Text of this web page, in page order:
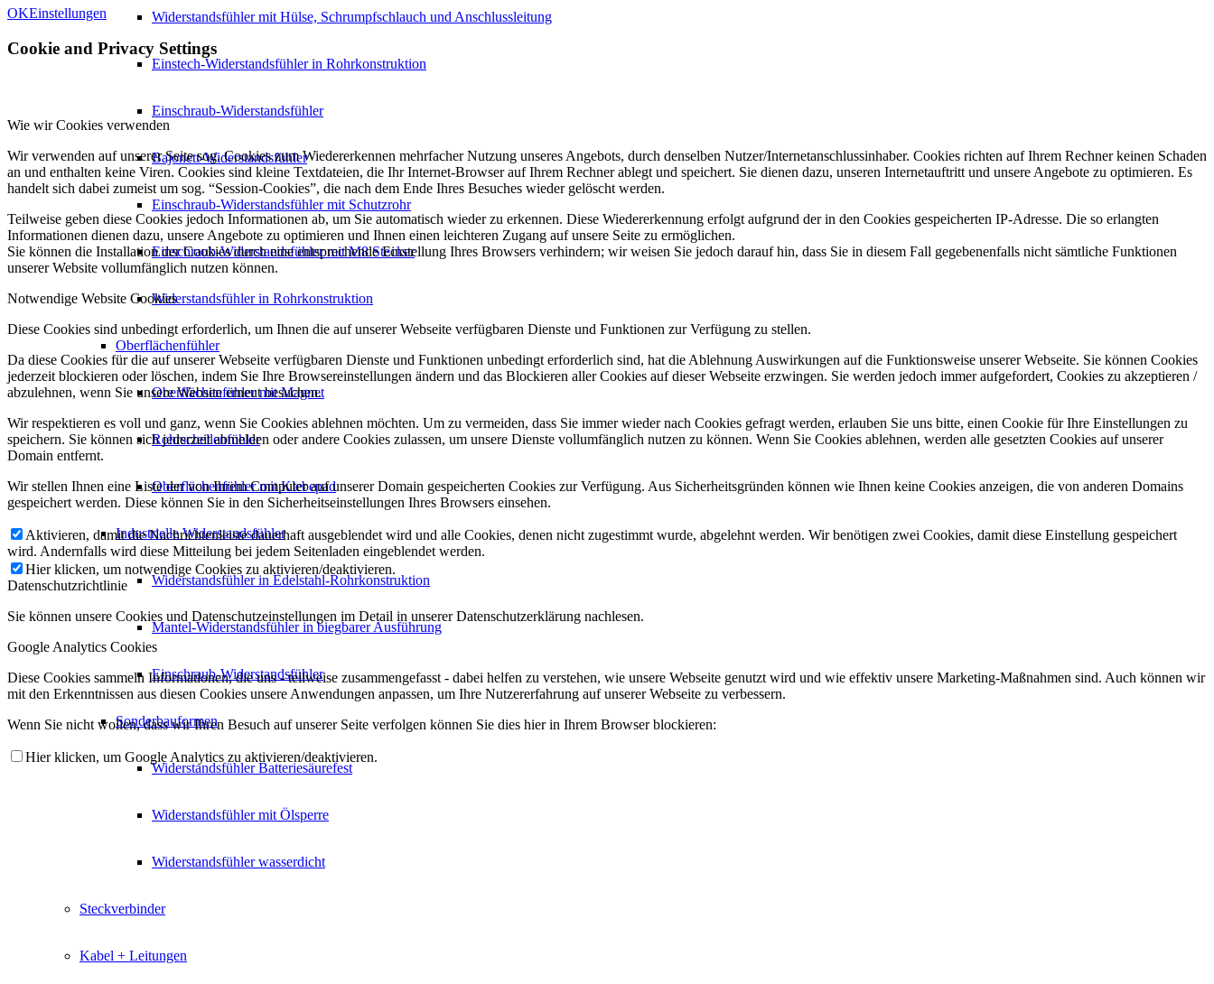
Widerstandsfühler mit Hülse, Schrumpfschlauch und Anschlussleitung
Einstech-Widerstandsfühler in Rohrkonstruktion
Einschraub-Widerstandsfühler
Bajonett-Widerstandsfühler
Einschraub-Widerstandsfühler mit Schutzrohr
Einschraub-Widerstandsfühler mit M8 Stecker
Widerstandsfühler in Rohrkonstruktion
Oberflächenfühler
Oberflächenfühler mit Magnet
Rohrschellenfühler
Oberflächenfühler mit Klebepad
Industrielle Widerstandsfühler
Widerstandsfühler in Edelstahl-Rohrkonstruktion
Mantel-Widerstandsfühler in biegbarer Ausführung
Einschraub-Widerstandsfühler
Sonderbauformen
Widerstandsfühler Batteriesäurefest
Widerstandsfühler mit Ölsperre
Widerstandsfühler wasserdicht
Steckverbinder
Kabel + Leitungen
OKEinstellungen
Cookie and Privacy Settings
Wie wir Cookies verwenden
Wir verwenden auf unserer Seite sog. Cookies zum Wiedererkennen mehrfacher Nutzung unseres Angebots, durch denselben Nutzer/Internetanschlussinhaber. Cookies richten auf Ihrem Rechner keinen Schaden
an und enthalten keine Viren. Cookies sind kleine Textdateien, die Ihr Internet-Browser auf Ihrem Rechner ablegt und speichert. Sie dienen dazu, unseren Internetauftritt und unsere Angebote zu optimieren. Es
handelt sich dabei zumeist um sog. “Session-Cookies”, die nach dem Ende Ihres Besuches wieder gelöscht werden.
Teilweise geben diese Cookies jedoch Informationen ab, um Sie automatisch wieder zu erkennen. Diese Wiedererkennung erfolgt aufgrund der in den Cookies gespeicherten IP-Adresse. Die so erlangten
Informationen dienen dazu, unsere Angebote zu optimieren und Ihnen einen leichteren Zugang auf unsere Seite zu ermöglichen.
Sie können die Installation der Cookies durch eine entsprechende Einstellung Ihres Browsers verhindern; wir weisen Sie jedoch darauf hin, dass Sie in diesem Fall gegebenenfalls nicht sämtliche Funktionen
unserer Website vollumfänglich nutzen können.
Notwendige Website Cookies
Diese Cookies sind unbedingt erforderlich, um Ihnen die auf unserer Webseite verfügbaren Dienste und Funktionen zur Verfügung zu stellen.
Da diese Cookies für die auf unserer Webseite verfügbaren Dienste und Funktionen unbedingt erforderlich sind, hat die Ablehnung Auswirkungen auf die Funktionsweise unserer Webseite. Sie können Cookies
jederzeit blockieren oder löschen, indem Sie Ihre Browsereinstellungen ändern und das Blockieren aller Cookies auf dieser Webseite erzwingen. Sie werden jedoch immer aufgefordert, Cookies zu akzeptieren /
abzulehnen, wenn Sie unsere Website erneut besuchen.
Wir respektieren es voll und ganz, wenn Sie Cookies ablehnen möchten. Um zu vermeiden, dass Sie immer wieder nach Cookies gefragt werden, erlauben Sie uns bitte, einen Cookie für Ihre Einstellungen zu
speichern. Sie können sich jederzeit abmelden oder andere Cookies zulassen, um unsere Dienste vollumfänglich nutzen zu können. Wenn Sie Cookies ablehnen, werden alle gesetzten Cookies auf unserer
Domain entfernt.
Wir stellen Ihnen eine Liste der von Ihrem Computer auf unserer Domain gespeicherten Cookies zur Verfügung. Aus Sicherheitsgründen können wie Ihnen keine Cookies anzeigen, die von anderen Domains
gespeichert werden. Diese können Sie in den Sicherheitseinstellungen Ihres Browsers einsehen.
Aktivieren, damit die Nachrichtenleiste dauerhaft ausgeblendet wird und alle Cookies, denen nicht zugestimmt wurde, abgelehnt werden. Wir benötigen zwei Cookies, damit diese Einstellung gespeichert
wird. Andernfalls wird diese Mitteilung bei jedem Seitenladen eingeblendet werden.
Hier klicken, um notwendige Cookies zu aktivieren/deaktivieren.
Datenschutzrichtlinie
Sie können unsere Cookies und Datenschutzeinstellungen im Detail in unserer Datenschutzerklärung nachlesen.
Google Analytics Cookies
Diese Cookies sammeln Informationen, die uns - teilweise zusammengefasst - dabei helfen zu verstehen, wie unsere Webseite genutzt wird und wie effektiv unsere Marketing-Maßnahmen sind. Auch können wir
mit den Erkenntnissen aus diesen Cookies unsere Anwendungen anpassen, um Ihre Nutzererfahrung auf unserer Webseite zu verbessern.
Wenn Sie nicht wollen, dass wir Ihren Besuch auf unserer Seite verfolgen können Sie dies hier in Ihrem Browser blockieren:
Hier klicken, um Google Analytics zu aktivieren/deaktivieren.